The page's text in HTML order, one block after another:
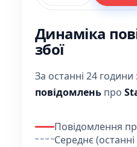
Динаміка
збої
За останні 24 години
повідомлень про
Повідомлення
Середнє (останні